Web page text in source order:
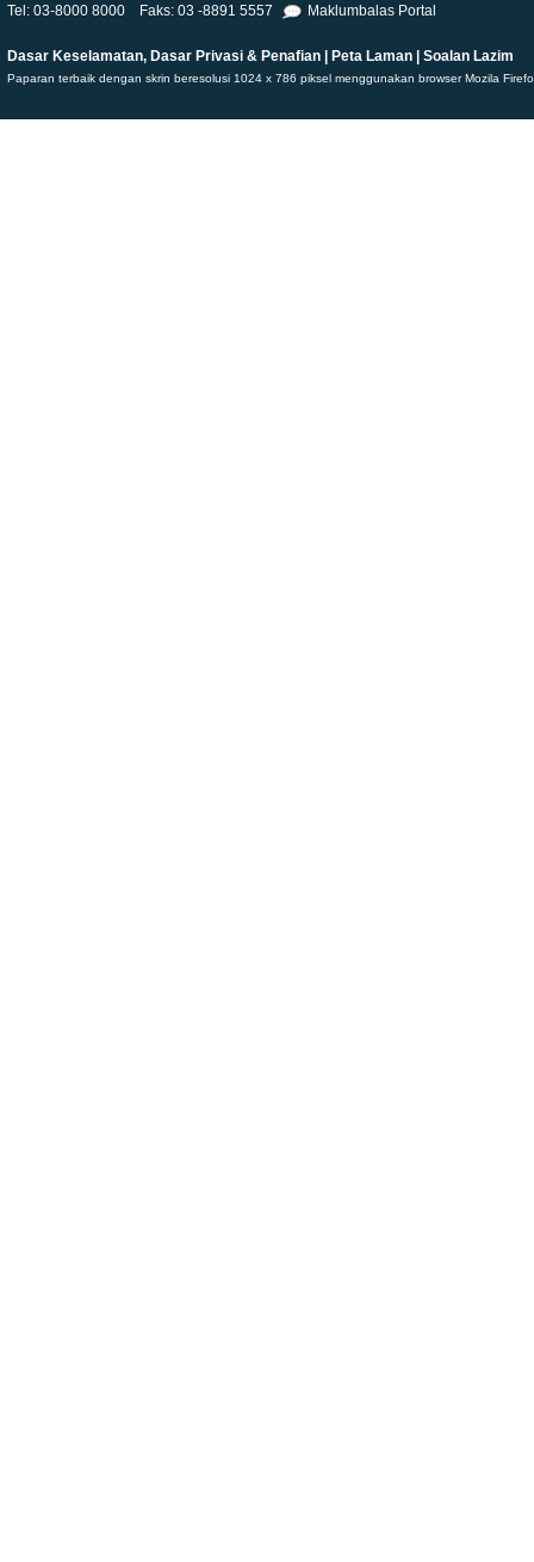
Tel: 03-8000 8000 Faks: 03 -8891 5557
Maklumbalas Portal
Dasar Keselamatan, Dasar Privasi & Penafian Peta Laman Soalan Lazim
Paparan terbaik dengan skrin beresolusi 1024 x 786 piksel menggunakan browser Mozila